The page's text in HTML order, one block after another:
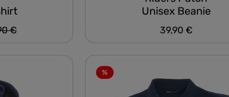
Preis:
€
Unisex Beanie
Regulärer Preis:
39,90 €
%